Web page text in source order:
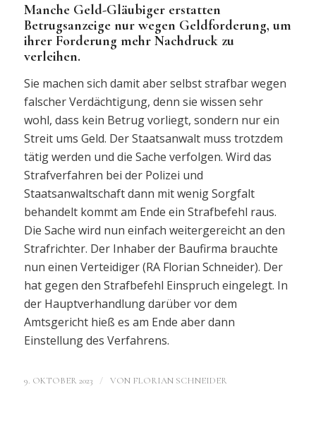
Manche Geld-Gläubiger erstatten
Betrugsanzeige nur wegen Geldforderung, um
ihrer Forderung mehr Nachdruck zu
verleihen.
Sie machen sich damit aber selbst strafbar wegen
falscher Verdächtigung, denn sie wissen sehr
wohl, dass kein Betrug vorliegt, sondern nur ein
Streit ums Geld. Der Staatsanwalt muss trotzdem
tätig werden und die Sache verfolgen. Wird das
Strafverfahren bei der Polizei und
Staatsanwaltschaft dann mit wenig Sorgfalt
behandelt kommt am Ende ein Strafbefehl raus.
Die Sache wird nun einfach weitergereicht an den
Strafrichter. Der Inhaber der Baufirma brauchte
nun einen Verteidiger (RA Florian Schneider). Der
hat gegen den Strafbefehl Einspruch eingelegt. In
der Hauptverhandlung darüber vor dem
Amtsgericht hieß es am Ende aber dann
Einstellung des Verfahrens.
9. OKTOBER 2023 / VON FLORIAN SCHNEIDER